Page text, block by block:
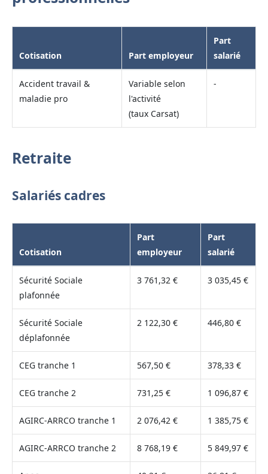
Cotisation Part employeur
Part
salarié
Accident travail &
maladie pro
Variable selon
l'activité
(taux Carsat)
-
Retraite
Salariés cadres
Cotisation
Part
employeur
Part
salarié
Sécurité Sociale
plafonnée
3 761,32 € 3 035,45 €
Sécurité Sociale
déplafonnée
2 122,30 € 446,80 €
CEG tranche 1 567,50 € 378,33 €
CEG tranche 2 731,25 € 1 096,87 €
AGIRC-ARRCO tranche 1 2 076,42 € 1 385,75 €
AGIRC-ARRCO tranche 2 8 768,19 € 5 849,97 €